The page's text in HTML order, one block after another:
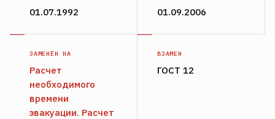
01.07.1992 01.09.2006
ЗАМЕНЁН НА
Расчет
необходимого
времени
эвакуации. Расчет
ВЗАМЕН
ГОСТ 12